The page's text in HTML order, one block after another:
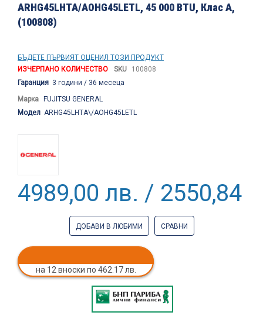
на
галерия
със
ARHG45LHTA/AOHG45LETL, 45 000 BTU, Клас А,
(100808)
БЪДЕТЕ ПЪРВИЯТ ОЦЕНИЛ ТОЗИ ПРОДУКТ
ИЗЧЕРПАНО КОЛИЧЕСТВО
SKU
100808
Гаранция 3 години / 36 месеца
Марка FUJITSU GENERAL
Модел ARHG45LHTA\/AOHG45LETL
4989,00 лв. / 2550,84 €
ДОБАВИ В ЛЮБИМИ СРАВНИ
на 12 вноски по 462.17 лв.